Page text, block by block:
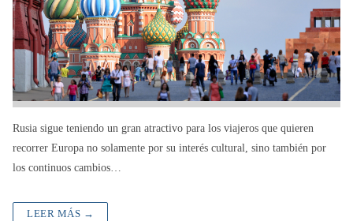
Rusia sigue teniendo un gran atractivo para los viajeros que quieren
recorrer Europa no solamente por su interés cultural, sino también por
los continuos cambios…
LEER MÁS →